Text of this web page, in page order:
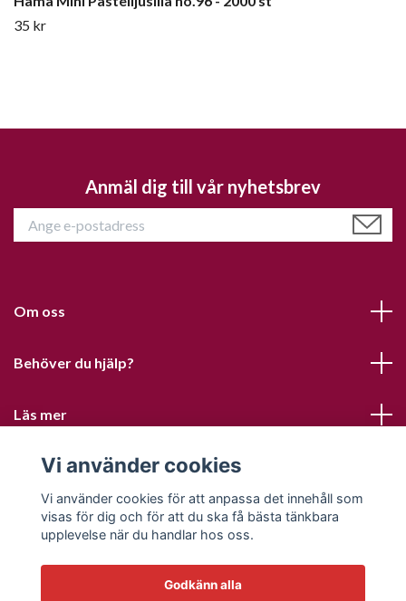
35 kr
Anmäl dig till vår nyhetsbrev
Om oss
Behöver du hjälp?
Läs mer
Sociala medier
Vi använder cookies
Vi använder cookies för att anpassa det innehåll som
visas för dig och för att du ska få bästa tänkbara
upplevelse när du handlar hos oss.
Godkänn alla